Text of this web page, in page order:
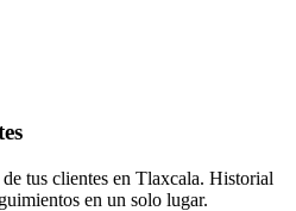
tus clientes en Tlaxcala. Historial
en un solo lugar.